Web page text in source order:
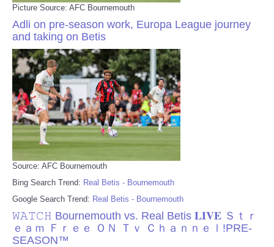
Picture Source: AFC Bournemouth
Adli on pre-season work, Europa League journey
and taking on Betis
Source: AFC Bournemouth
Bing Search Trend: Real Betis - Bournemouth
Google Search Trend: Real Betis - Bournemouth
𝚆𝙰𝚃𝙲𝙷 Bournemouth vs. Real Betis 𝐋𝐈𝐕𝐄 Ｓｔｒ
ｅａｍ Ｆｒｅｅ ＯＮ Ｔｖ Ｃｈａｎｎｅｌ!PRE-
SEASON™